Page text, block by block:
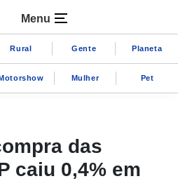
Menu
Rural Gente Planeta
Mulher Pet
das
caiu 0,4% em